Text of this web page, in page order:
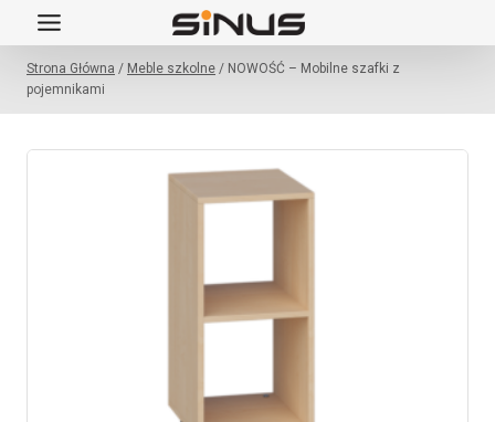
Przejdź
do
treściStrona Główna / Meble szkolne / NOWOŚĆ – Mobilne szafki z
pojemnikami